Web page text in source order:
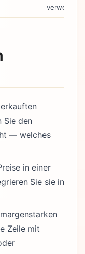
verwenden
Sie den
— welches
in einer
Sie sie in
Zeile mit